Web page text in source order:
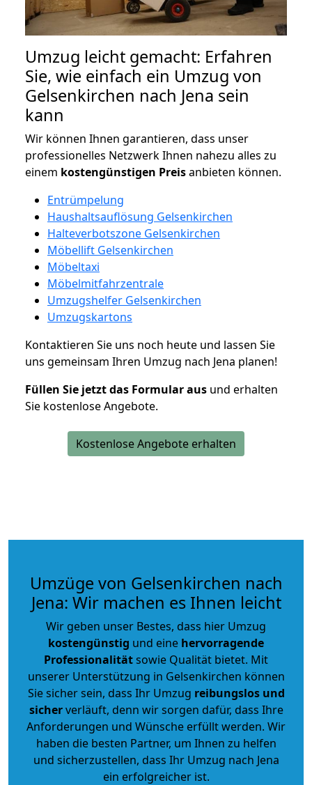
Umzug leicht gemacht: Erfahren
Sie, wie einfach ein Umzug von
Gelsenkirchen nach Jena sein
kann
Wir können Ihnen garantieren, dass unser
professionelles Netzwerk Ihnen nahezu alles zu
einem kostengünstigen Preisanbieten können.
Entrümpelung
Haushaltsauflösung Gelsenkirchen
Halteverbotszone Gelsenkirchen
Möbellift Gelsenkirchen
Möbeltaxi
Möbelmitfahrzentrale
Umzugshelfer Gelsenkirchen
Umzugskartons
Kontaktieren Sie uns noch heute und lassen Sie
uns gemeinsam Ihren Umzug nach Jena planen!
Füllen Sie jetzt das Formular aus und erhalten
Sie kostenlose Angebote.
Kostenlose Angebote erhalten
Umzüge von Gelsenkirchen nach
Jena: Wir machen es Ihnen leicht
Wir geben unser Bestes, dass hier Umzug
kostengünstig und eine hervorragende
Professionalitätsowie Qualität bietet. Mit
unserer Unterstützung in Gelsenkirchen können
Sie sicher sein, dass Ihr Umzug reibungslos und
sicherverläuft, denn wir sorgen dafür, dass Ihre
Anforderungen und Wünsche erfüllt werden. Wir
haben die besten Partner, um Ihnen zu helfen
und sicherzustellen, dass Ihr Umzug nach Jena
ein erfolgreicher ist.